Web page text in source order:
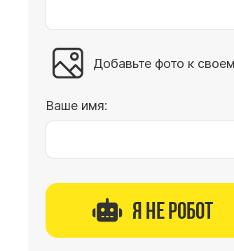
Добавьте фото к
Ваше имя:
Я не робот